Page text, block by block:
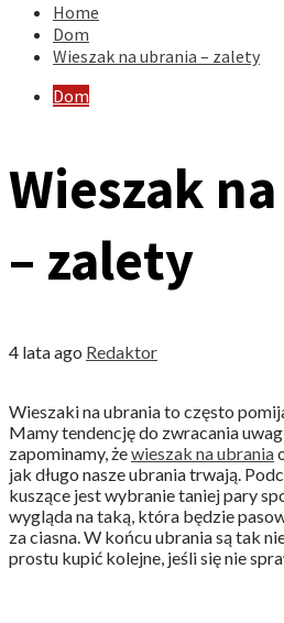
Home
Dom
Wieszak na ubrania – zalety
Dom
Wieszak
– zalety
4 lata ago Redaktor
Wieszaki na ubrania to często
Mamy tendencję do zwracania
zapominamy, żewieszak na ubrania
jak długo nasze ubrania trwają.
kuszące jest wybranie taniej pary
wygląda na taką, która będzie
za ciasna. W końcu ubrania są tak
prostu kupić kolejne, jeśli się nie